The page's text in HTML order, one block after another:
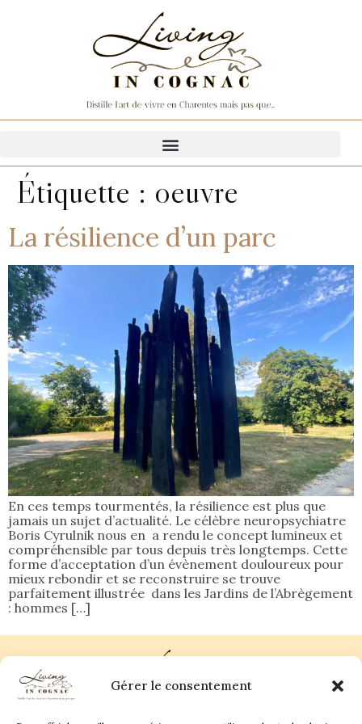
Gérer le consentement
Étiquette : oeuvre
La résilience d’un parc
En ces temps tourmentés, la résilience est plus que
jamais un sujet d’actualité. Le célèbre neuropsychiatre
Boris Cyrulnik nous en a rendu le concept lumineux et
compréhensible par tous depuis très longtemps. Cette
forme d’acceptation d’un évènement douloureux pour
mieux rebondir et se reconstruire se trouve
parfaitement illustrée dans les Jardins de l’Abrègement
: hommes […]